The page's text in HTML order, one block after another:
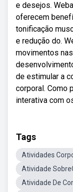
e desejos.
oferecem
tonificação
e redução do.
movimentos
de estimular a
corporal. Como
interativa com
Tags
Atividades
Atividade
Atividade De